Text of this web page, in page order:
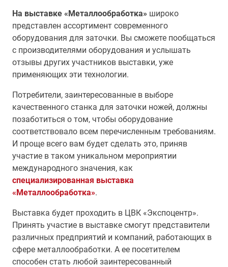
На выставке «Металлообработка» широко
представлен ассортимент современного
оборудования для заточки. Вы сможете пообщаться
с производителями оборудования и услышать
отзывы других участников выставки, уже
применяющих эти технологии.
Потребители, заинтересованные в выборе
качественного станка для заточки ножей, должны
позаботиться о том, чтобы оборудование
соответствовало всем перечисленным требованиям.
И проще всего вам будет сделать это, приняв
участие в таком уникальном мероприятии
международного значения, как
специализированная выставка
«Металлообработка».
Выставка будет проходить в ЦВК «Экспоцентр».
Принять участие в выставке смогут представители
различных предприятий и компаний, работающих в
сфере металлообработки. А ее посетителем
способен стать любой заинтересованный